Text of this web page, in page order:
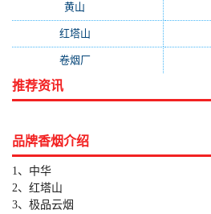
黄山
红塔山
卷烟厂(154)
推荐资讯
品牌香烟介绍
1、中华
2、红塔山
3、极品云烟